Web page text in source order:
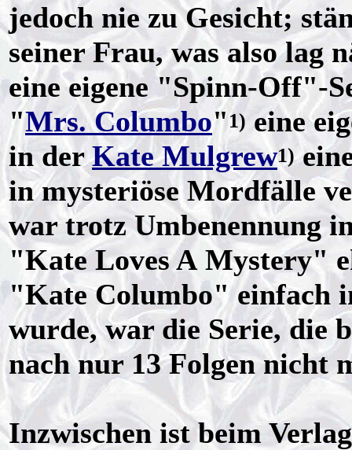
jedoch nie zu Gesicht;
seiner Frau, was also lag
eine eigene "Spinn-Off"-
"Mrs. Columbo"1) eine
in derKate Mulgrew1)
in mysteriöse Mordfälle
war trotz Umbenennung
"Kate Loves A Mystery"
"Kate Columbo" einfach
wurde, war die Serie, die
nach nur 13 Folgen nicht
Inzwischen ist beim Verlag